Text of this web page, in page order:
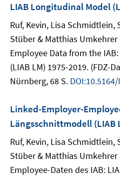
LIAB Longitudinal Model
Ruf, Kevin, Lisa Schmidtlein,
Stüber & Matthias
Employee Data from the
(LIAB LM) 1975-2019. (FDZ-
Nürnberg, 68 S.
Linked-Employer-
Längsschnittmodell (LIAB
Ruf, Kevin, Lisa Schmidtlein,
Stüber & Matthias
Employee-Daten des IAB: